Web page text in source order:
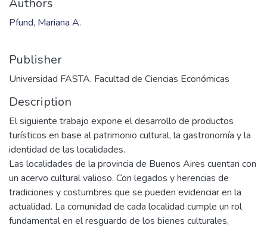
Authors
Pfund, Mariana A.
Publisher
Universidad FASTA. Facultad de Ciencias Económicas
Description
El siguiente trabajo expone el desarrollo de productos
turísticos en base al patrimonio cultural, la gastronomía y la
identidad de las localidades.
Las localidades de la provincia de Buenos Aires cuentan con
un acervo cultural valioso. Con legados y herencias de
tradiciones y costumbres que se pueden evidenciar en la
actualidad. La comunidad de cada localidad cumple un rol
fundamental en el resguardo de los bienes culturales,